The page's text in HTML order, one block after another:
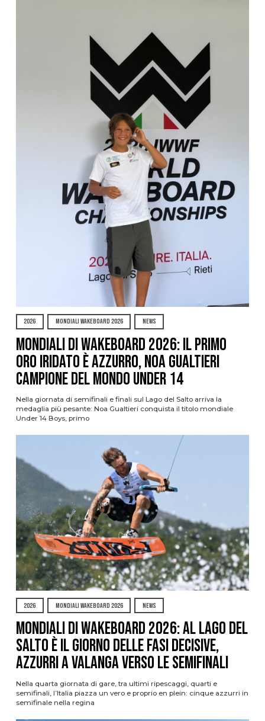
2026 MONDIALI WAKEBOARD 2026 NEWS
Mondiali di Wakeboard 2026: il primo
oro iridato è azzurro, Noa Gualtieri
campione del mondo Under 14
Nella giornata di semifinali e finali sul Lago del Salto arriva la
medaglia più pesante: Noa Gualtieri conquista il titolo mondiale
Under 14 Boys, primo
2026 MONDIALI WAKEBOARD 2026 NEWS
Mondiali di Wakeboard 2026: al Lago del
Salto è il giorno delle fasi decisive,
azzurri a valanga verso le semifinali
Nella quarta giornata di gare, tra ultimi ripescaggi, quarti e
semifinali, l’Italia piazza un vero e proprio en plein: cinque azzurri in
semifinale nella regina